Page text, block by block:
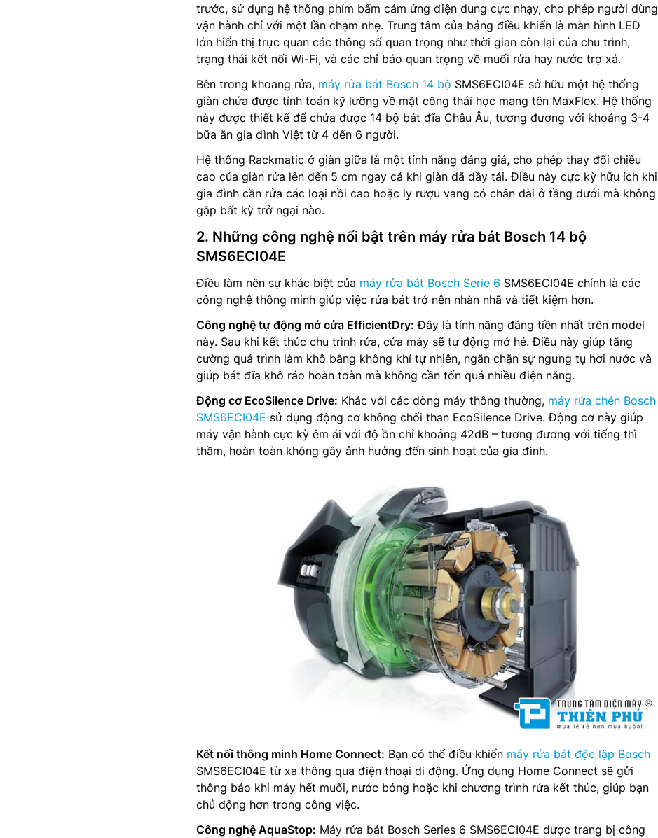
trước, sử dụng hệ thống phím bấm cảm ứng điện dung cực nhạy, cho phép người dùng
vận hành chỉ với một lần chạm nhẹ. Trung tâm của bảng điều khiển là màn hình LED
lớn hiển thị trực quan các thông số quan trọng như thời gian còn lại của chu trình,
trạng thái kết nối Wi-Fi, và các chỉ báo quan trọng về muối rửa hay nước trợ xả.
Bên trong khoang rửa, máy rửa bát Bosch 14 bộ SMS6ECI04E sở hữu một hệ thống
giàn chứa được tính toán kỹ lưỡng về mặt công thái học mang tên MaxFlex. Hệ thống
này được thiết kế để chứa được 14 bộ bát đĩa Châu Âu, tương đương với khoảng 3-4
bữa ăn gia đình Việt từ 4 đến 6 người.
Hệ thống Rackmatic ở giàn giữa là một tính năng đáng giá, cho phép thay đổi chiều
cao của giàn rửa lên đến 5 cm ngay cả khi giàn đã đầy tải. Điều này cực kỳ hữu ích khi
gia đình cần rửa các loại nồi cao hoặc ly rượu vang có chân dài ở tầng dưới mà không
gặp bất kỳ trở ngại nào.
2. Những công nghệ nổi bật trên máy rửa bát Bosch 14 bộ
SMS6ECI04E
Điều làm nên sự khác biệt của máy rửa bát Bosch Serie 6 SMS6ECI04E chính là các
công nghệ thông minh giúp việc rửa bát trở nên nhàn nhã và tiết kiệm hơn.
Công nghệ tự động mở cửa EfficientDry: Đây là tính năng đáng tiền nhất trên model
này. Sau khi kết thúc chu trình rửa, cửa máy sẽ tự động mở hé. Điều này giúp tăng
cường quá trình làm khô bằng không khí tự nhiên, ngăn chặn sự ngưng tụ hơi nước và
giúp bát đĩa khô ráo hoàn toàn mà không cần tốn quá nhiều điện năng.
Động cơ EcoSilence Drive: Khác với các dòng máy thông thường, máy rửa chén Bosch
SMS6ECI04E sử dụng động cơ không chổi than EcoSilence Drive. Động cơ này giúp
máy vận hành cực kỳ êm ái với độ ồn chỉ khoảng 42dB – tương đương với tiếng thì
thầm, hoàn toàn không gây ảnh hưởng đến sinh hoạt của gia đình.
Kết nối thông minh Home Connect: Bạn có thể điều khiển máy rửa bát độc lập Bosch
SMS6ECI04E từ xa thông qua điện thoại di động. Ứng dụng Home Connect sẽ gửi
thông báo khi máy hết muối, nước bóng hoặc khi chương trình rửa kết thúc, giúp bạn
chủ động hơn trong công việc.
Công nghệ AquaStop: Máy rửa bát Bosch Series 6 SMS6ECI04E được trang bị công